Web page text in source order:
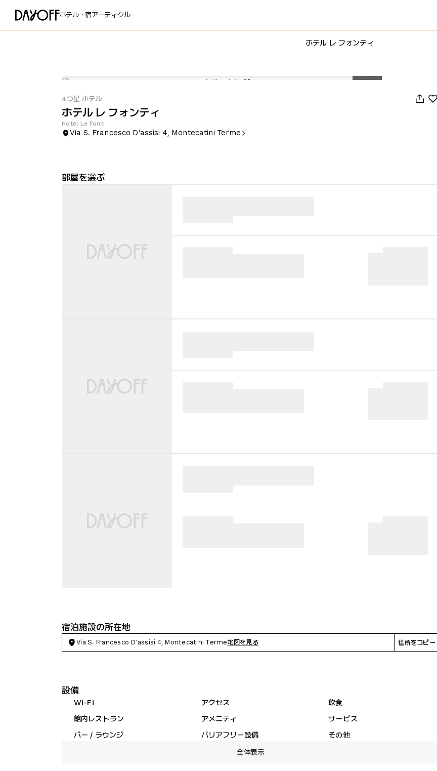
ホテル・宿アーティクル
ホテル レ フォンティ
4つ星 ホテル
ホテル レ フォンティ
Hotel Le Fonti
Via S. Francesco D'assisi 4, Montecatini Terme
部屋を選ぶ
宿泊施設の所在地
Via S. Francesco D'assisi 4, Montecatini Terme地図を見る 住所をコピー
設備
Wi-Fi アクセス
飲食
館内レストラン
アメニティ
サービス
バー / ラウンジ
バリアフリー設備
その他
全体表示